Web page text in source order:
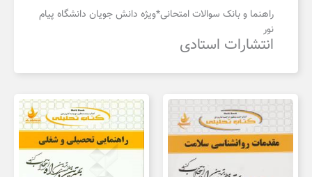
راهنما و بانک سوالات امتحانی*ویژه دانش جویان دانشگاه پیام
نور
انتشارات استادی